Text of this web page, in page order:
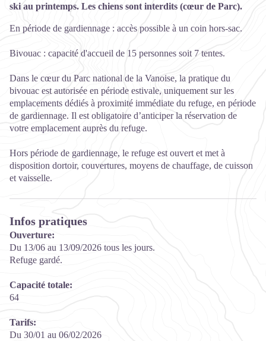
ski au printemps. Les chiens sont interdits (cœur de Parc).
En période de gardiennage : accès possible à un coin hors-sac.
Bivouac : capacité d'accueil de 15 personnes soit 7 tentes.
Dans le cœur du Parc national de la Vanoise, la pratique du
bivouac est autorisée en période estivale, uniquement sur les
emplacements dédiés à proximité immédiate du refuge, en période
de gardiennage. Il est obligatoire d’anticiper la réservation de
votre emplacement auprès du refuge.
Hors période de gardiennage, le refuge est ouvert et met à
disposition dortoir, couvertures, moyens de chauffage, de cuisson
et vaisselle.
Infos pratiques
Ouverture:
Du 13/06 au 13/09/2026 tous les jours.
Refuge gardé.
Capacité totale:
64
Tarifs:
Du 30/01 au 06/02/2026